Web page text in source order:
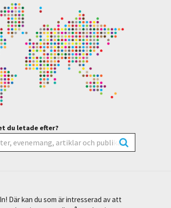
du letade efter?
Där kan du som är intresserad av att